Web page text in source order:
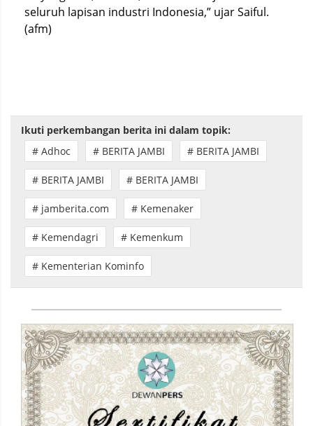
seluruh lapisan industri Indonesia,” ujar Saiful.
(afm)
Ikuti perkembangan berita ini dalam topik:
# Adhoc
# BERITA JAMBI # BERITA JAMBI
# BERITA JAMBI # BERITA JAMBI
# jamberita.com # Kemenaker
# Kemendagri # Kemenkum
# Kementerian Kominfo